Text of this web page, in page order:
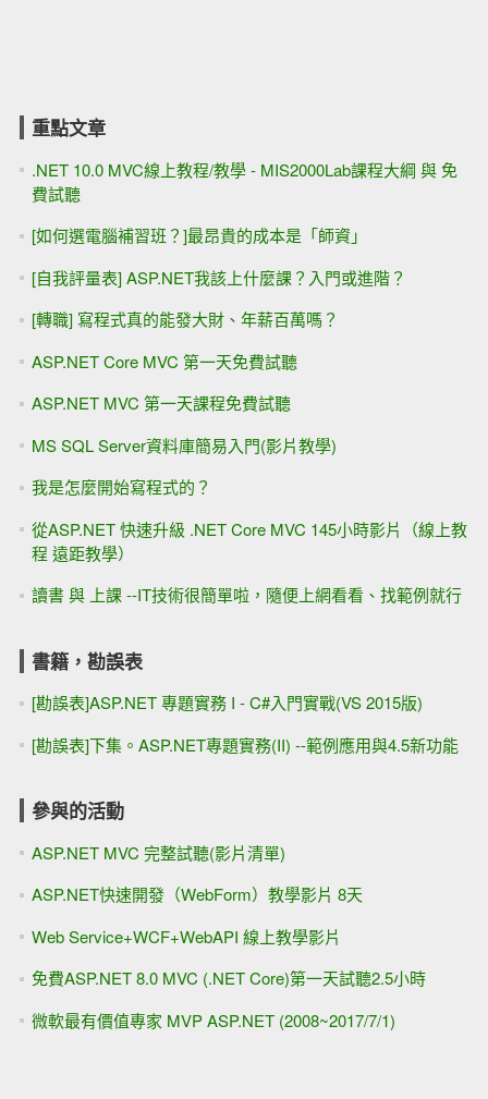
重點文章
.NET 10.0 MVC線上教程/教學 - MIS2000Lab課程大綱 與 免
費試聽
[如何選電腦補習班？]最昂貴的成本是「師資」
[自我評量表] ASP.NET我該上什麼課？入門或進階？
[轉職] 寫程式真的能發大財、年薪百萬嗎？
ASP.NET Core MVC 第一天免費試聽
ASP.NET MVC 第一天課程免費試聽
MS SQL Server資料庫簡易入門(影片教學)
我是怎麼開始寫程式的？
從ASP.NET 快速升級 .NET Core MVC 145小時影片（線上教
程 遠距教學）
讀書 與 上課 --IT技術很簡單啦，隨便上網看看、找範例就行
書籍，勘誤表
[勘誤表]ASP.NET 專題實務 I - C#入門實戰(VS 2015版)
[勘誤表]下集。ASP.NET專題實務(II) --範例應用與4.5新功能
參與的活動
ASP.NET MVC 完整試聽(影片清單)
ASP.NET快速開發（WebForm）教學影片 8天
Web Service+WCF+WebAPI 線上教學影片
免費ASP.NET 8.0 MVC (.NET Core)第一天試聽2.5小時
微軟最有價值專家 MVP ASP.NET (2008~2017/7/1)